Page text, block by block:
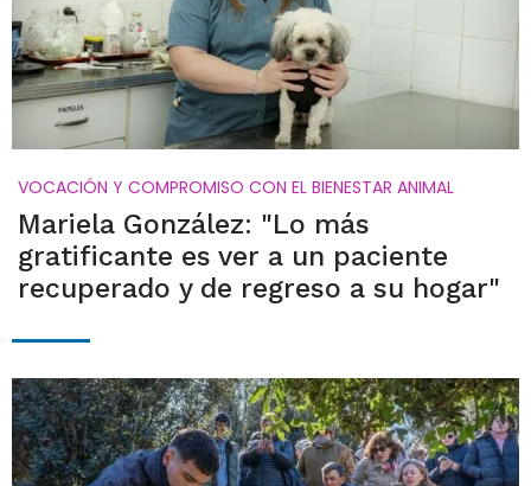
VOCACIÓN Y COMPROMISO CON EL BIENESTAR ANIMAL
Mariela González: "Lo más
gratificante es ver a un paciente
recuperado y de regreso a su hogar"